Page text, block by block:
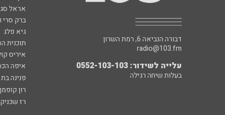
אראל
ברק סרי
גיא פלג
תוכנית
איריס
איפה
פנינה
רון
רז שכניק
דבורה הנביאה 6, רמת השרון
radio@103.fm
עלייה לשידור: 0552-103-103
בעלות שיחה רגילה